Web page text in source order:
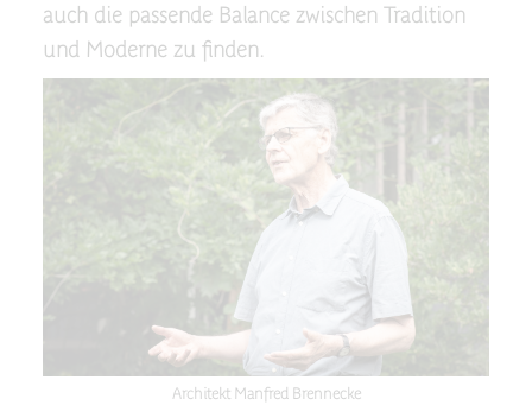
auch die passende Balance zwischen Tradition
und Moderne zu finden.
Architekt Manfred Brennecke